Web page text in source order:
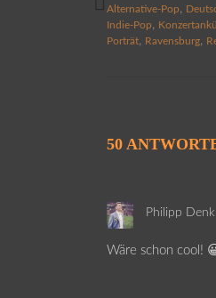
Alternative-Pop
Indie-Pop
Porträt Ravensburg
50
Philipp Denk
Wäre schon cool!